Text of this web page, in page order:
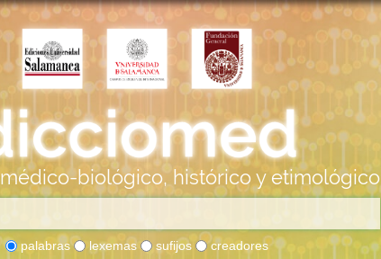
médico-biológico, histórico y etimológico
palabras lexemas sufijos creadores